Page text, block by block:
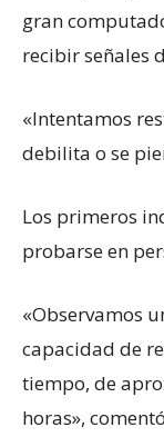
gran
recibir señales
«Intentamos
debilita o se
Los primeros
probarse en
«Observamos
capacidad de
tiempo, de
horas»,